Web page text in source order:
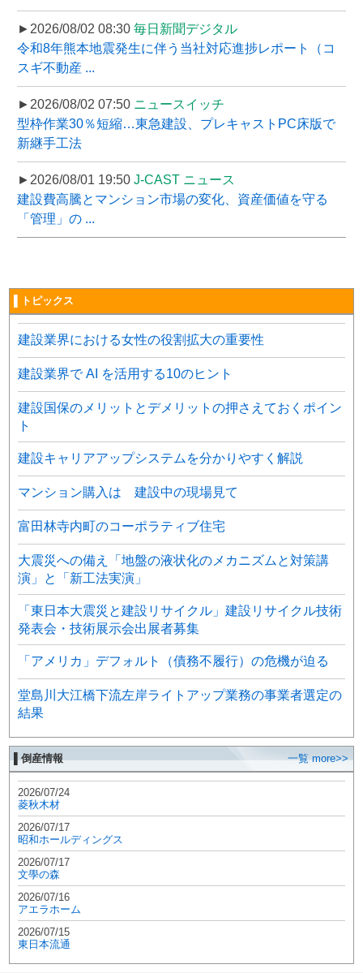
►2026/08/02 08:30 毎日新聞デジタル
令和8年熊本地震発生に伴う当社対応進捗レポート（コ
スギ不動産 ...
►2026/08/02 07:50 ニュースイッチ
型枠作業30％短縮…東急建設、プレキャストPC床版で
新継手工法
►2026/08/01 19:50 J-CAST ニュース
建設費高騰とマンション市場の変化、資産価値を守る
「管理」の ...
▌トピックス
建設業界における女性の役割拡大の重要性
建設業界で AI を活用する10のヒント
建設国保のメリットとデメリットの押さえておくポイン
ト
建設キャリアアップシステムを分かりやすく解説
マンション購入は 建設中の現場見て
富田林寺内町のコーポラティブ住宅
大震災への備え「地盤の液状化のメカニズムと対策講
演」と「新工法実演」
「東日本大震災と建設リサイクル」建設リサイクル技術
発表会・技術展示会出展者募集
「アメリカ」デフォルト（債務不履行）の危機が迫る
堂島川大江橋下流左岸ライトアップ業務の事業者選定の
結果
▌倒産情報 一覧 more>>
2026/07/24
菱秋木材
2026/07/17
昭和ホールディングス
2026/07/17
文學の森
2026/07/16
アエラホーム
2026/07/15
東日本流通